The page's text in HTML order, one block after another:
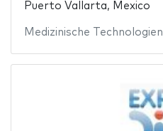
Puerto Vallarta, Mexico
Medizinische Technologien